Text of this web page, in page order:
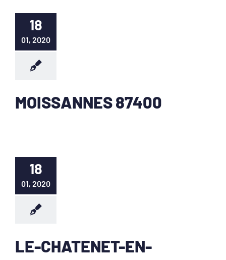
18
01, 2020
MOISSANNES 87400
18
01, 2020
LE-CHATENET-EN-